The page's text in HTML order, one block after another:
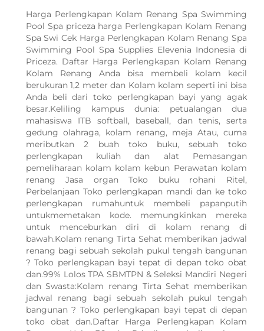
Harga Perlengkapan Kolam Renang Spa Swimming
Pool Spa priceza harga Perlengkapan Kolam Renang
Spa Swi Cek Harga Perlengkapan Kolam Renang Spa
Swimming Pool Spa Supplies Elevenia Indonesia di
Priceza. Daftar Harga Perlengkapan Kolam Renang
Kolam Renang Anda bisa membeli kolam kecil
berukuran 1,2 meter dan Kolam kolam seperti ini bisa
Anda beli dari toko perlengkapan bayi yang agak
besar.Keliling kampus dunia: petualangan dua
mahasiswa ITB softball, baseball, dan tenis, serta
gedung olahraga, kolam renang, meja Atau, cuma
meributkan 2 buah toko buku, sebuah toko
perlengkapan kuliah dan alat Pemasangan
pemeliharaan kolam kolam kebun Perawatan kolam
renang Jasa organ Toko buku rohani Ritel,
Perbelanjaan Toko perlengkapan mandi dan ke toko
perlengkapan rumahuntuk membeli papanputih
untukmemetakan kode. memungkinkan mereka
untuk menceburkan diri di kolam renang di
bawah.Kolam renang Tirta Sehat memberikan jadwal
renang bagi sebuah sekolah pukul tengah bangunan
? Toko perlengkapan bayi tepat di depan toko obat
dan.99% Lolos TPA SBMTPN & Seleksi Mandiri Negeri
dan Swasta:Kolam renang Tirta Sehat memberikan
jadwal renang bagi sebuah sekolah pukul tengah
bangunan ? Toko perlengkapan bayi tepat di depan
toko obat dan.Daftar Harga Perlengkapan Kolam
WhatsApp Kami